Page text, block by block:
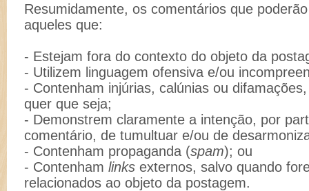
Resumidamente, os comentários que
aqueles que:
- Estejam fora do contexto do objeto da
- Utilizem linguagem ofensiva e/ou
- Contenham injúrias, calúnias ou
quer que seja;
- Demonstrem claramente a intenção, por
comentário, de tumultuar e/ou de
- Contenham propaganda (spam); ou
- Contenham links externos, salvo quando
relacionados ao objeto da postagem.